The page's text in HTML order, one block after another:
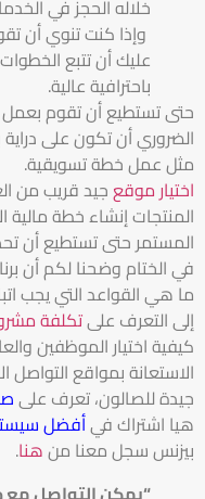
خلاله الحجز في
وإذا كنت تنوي أن
عليك أن تتبع
باحترافية عالية.
حتى تستطيع أن تقوم بعمل
الضروري أن تكون على
مثل عمل خطة تسويقية.
اختيار موقعجيد قريب من
المنتجات إنشاء خطة مالية
المستمر حتى تستطيع أن
في الختام وضحنا لكم أن
ما هي القواعد التي يجب
إلى التعرف علىتكلفة
كيفية اختيار الموظفين
الاستعانة بمواقع
جيدة للصالون، تعرف على
هيا اشتراك فيأفضل
بيزنس سجل معنا منهنا.